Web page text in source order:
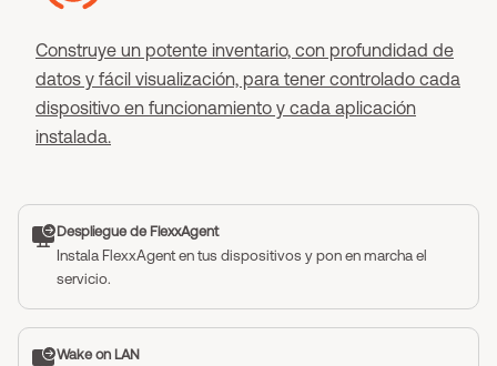
Construye un potente inventario, con profundidad de
datos y fácil visualización, para tener controlado cada
dispositivo en funcionamiento y cada aplicación
instalada.
Despliegue de FlexxAgent
Instala FlexxAgent en tus dispositivos y pon en marcha el
servicio.
Wake on LAN